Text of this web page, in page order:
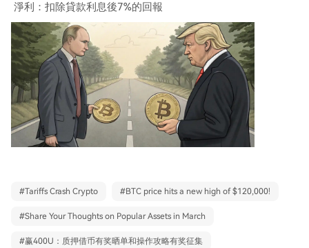
淨利：扣除貸款利息後7%的回報
#Tariffs Crash Crypto #BTC price hits a new high of $120,000!
#Share Your Thoughts on Popular Assets in March
#赢400U：质押借币有奖晒单和操作攻略有奖征集